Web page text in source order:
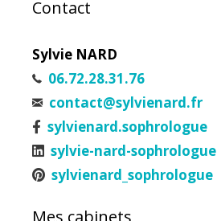
Contact
Sylvie NARD
06.72.28.31.76
contact@sylvienard.fr
sylvienard.sophrologue
sylvie-nard-sophrologue
sylvienard_sophrologue
Mes cabinets